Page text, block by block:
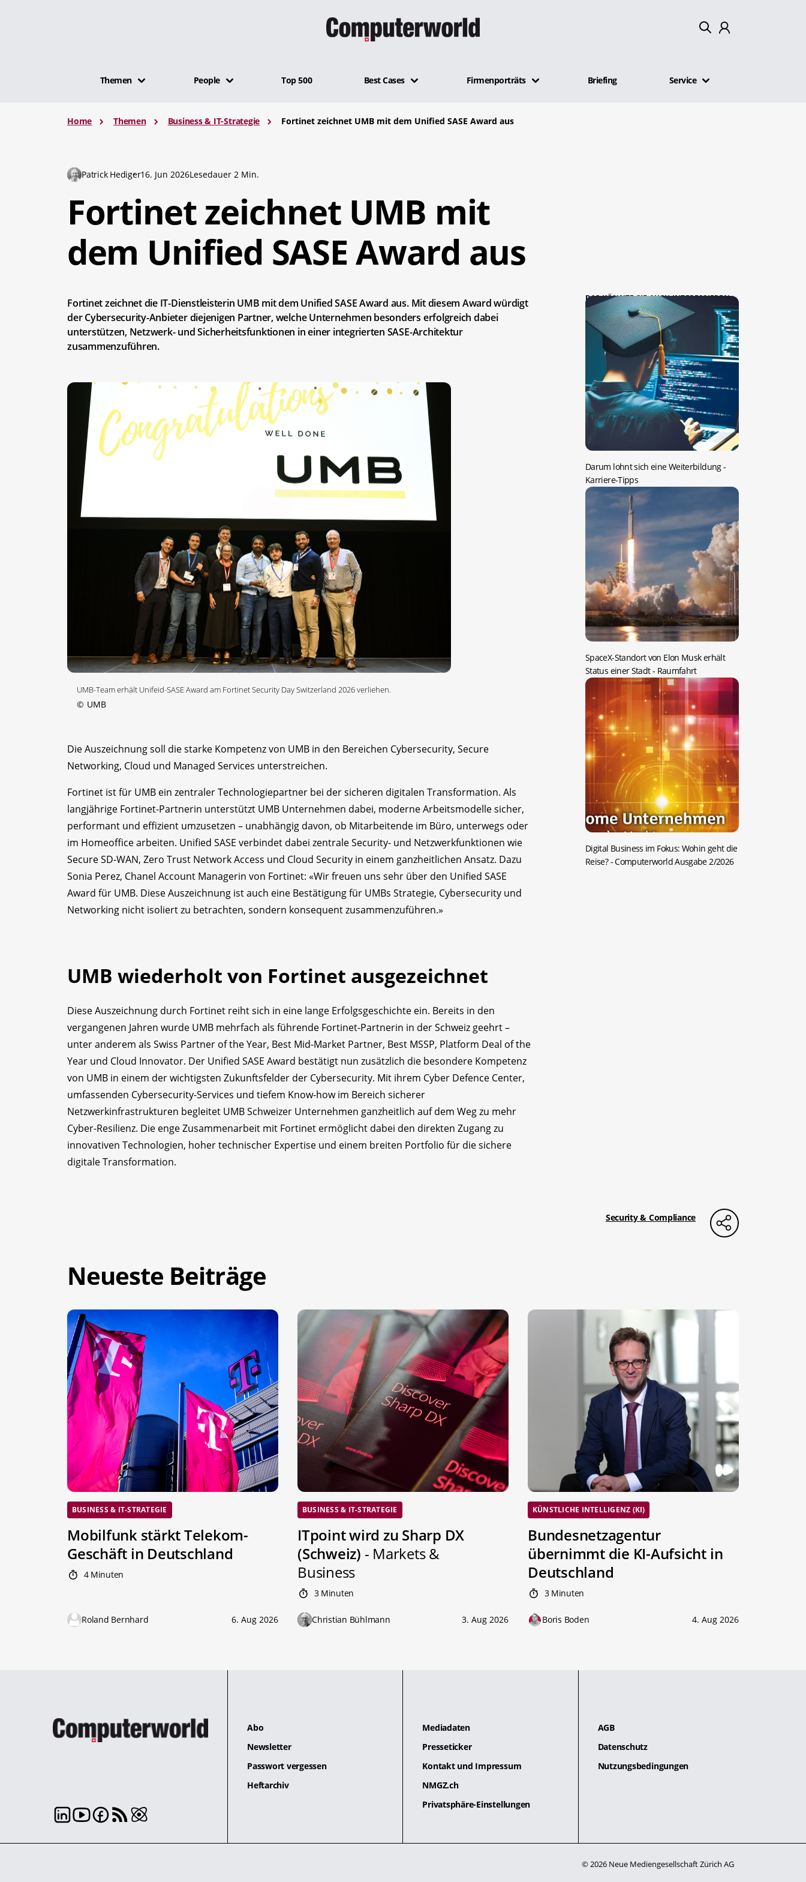
Themen People Top 500 Best Cases Firmenporträts Briefing Service
Home Themen Business & IT-Strategie Fortinet zeichnet UMB mit dem Unified SASE Award aus
Patrick Hediger16. Jun 2026Lesedauer 2 Min.
Fortinet zeichnet UMB mit
dem Unified SASE Award aus
Fortinet zeichnet die IT-Dienstleisterin UMB mit dem Unified SASE Award aus. Mit diesem Award würdigt
der Cybersecurity-Anbieter diejenigen Partner, welche Unternehmen besonders erfolgreich dabei
unterstützen, Netzwerk- und Sicherheitsfunktionen in einer integrierten SASE-Architektur
zusammenzuführen.
UMB-Team erhält Unifeid-SASE Award am Fortinet Security Day Switzerland 2026 verliehen.
© UMB
Die Auszeichnung soll die starke Kompetenz von UMB in den Bereichen Cybersecurity, Secure
Networking, Cloud und Managed Services unterstreichen.
Fortinet ist für UMB ein zentraler Technologiepartner bei der sicheren digitalen Transformation. Als
langjährige Fortinet-Partnerin unterstützt UMB Unternehmen dabei, moderne Arbeitsmodelle sicher,
performant und effizient umzusetzen – unabhängig davon, ob Mitarbeitende im Büro, unterwegs oder
im Homeoffice arbeiten. Unified SASE verbindet dabei zentrale Security- und Netzwerkfunktionen wie
Secure SD-WAN, Zero Trust Network Access und Cloud Security in einem ganzheitlichen Ansatz. Dazu
Sonia Perez, Chanel Account Managerin von Fortinet: «Wir freuen uns sehr über den Unified SASE
Award für UMB. Diese Auszeichnung ist auch eine Bestätigung für UMBs Strategie, Cybersecurity und
Networking nicht isoliert zu betrachten, sondern konsequent zusammenzuführen.»
UMB wiederholt von Fortinet ausgezeichnet
Diese Auszeichnung durch Fortinet reiht sich in eine lange Erfolgsgeschichte ein. Bereits in den
vergangenen Jahren wurde UMB mehrfach als führende Fortinet-Partnerin in der Schweiz geehrt –
unter anderem als Swiss Partner of the Year, Best Mid-Market Partner, Best MSSP, Platform Deal of the
Year und Cloud Innovator. Der Unified SASE Award bestätigt nun zusätzlich die besondere Kompetenz
von UMB in einem der wichtigsten Zukunftsfelder der Cybersecurity. Mit ihrem Cyber Defence Center,
umfassenden Cybersecurity-Services und tiefem Know-how im Bereich sicherer
Netzwerkinfrastrukturen begleitet UMB Schweizer Unternehmen ganzheitlich auf dem Weg zu mehr
Cyber-Resilienz. Die enge Zusammenarbeit mit Fortinet ermöglicht dabei den direkten Zugang zu
innovativen Technologien, hoher technischer Expertise und einem breiten Portfolio für die sichere
digitale Transformation.
DAS KÖNNTE SIE AUCH INTERESSIEREN:
Darum lohnt sich eine Weiterbildung-
Karriere-Tipps
SpaceX-Standort von Elon Musk erhält
Status einer Stadt- Raumfahrt
Digital Business im Fokus: Wohin geht die
Reise?- Computerworld Ausgabe 2/2026
Security & Compliance
Neueste Beiträge
BUSINESS & IT-STRATEGIE
Mobilfunk stärkt Telekom-
Geschäft in Deutschland
4 Minuten
Roland Bernhard 6. Aug 2026
BUSINESS & IT-STRATEGIE
ITpoint wird zu Sharp DX
(Schweiz) - Markets &
Business
3 Minuten
Christian Bühlmann 3. Aug 2026
KÜNSTLICHE INTELLIGENZ (KI)
Bundesnetzagentur
übernimmt die KI-Aufsicht in
Deutschland
3 Minuten
Boris Boden 4. Aug 2026
Abo
Newsletter
Passwort vergessen
Heftarchiv
Mediadaten
Presseticker
Kontakt und Impressum
NMGZ.ch
Privatsphäre-Einstellungen
AGB
Datenschutz
Nutzungsbedingungen
© 2026 Neue Mediengesellschaft Zürich AG